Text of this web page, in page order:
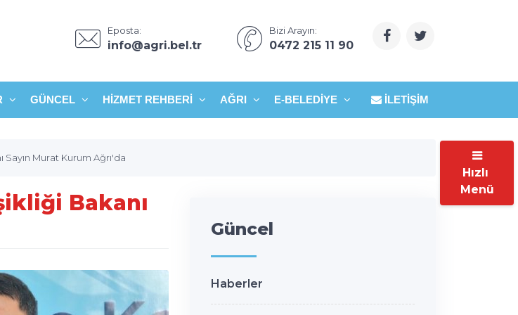
Eposta:
info@agri.bel.tr
Bizi Arayın:
0472 215 11 90
GÜNCEL HIZMET REHBERI AĞRI E-BELEDIYE İLETIŞIM
Murat Kurum Ağrı'da
Bakanı
Güncel
Haberler
Hızlı
Menü